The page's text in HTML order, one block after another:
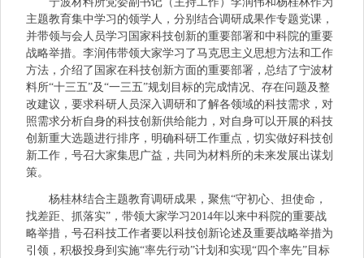
主题教育集中学习的领学人，分别结合调研成果作专题党课，
并带领与会人员学习国家科技创新的重要部署和中科院的重要
战略举措。李润伟带领大家学习了马克思主义思想方法和工作
方法，介绍了国家在科技创新方面的重要部署，总结了宁波材
料所“十三五”及“一三五”规划目标的完成情况、存在问题及整
改建议，要求科研人员深入调研和了解各领域的科技需求，对
照需求分析自身的科技创新供给能力，对自身可以开展的科技
创新重大选题进行排序，明确科研工作重点，切实做好科技创
新工作，号召大家集思广益，共同为材料所的未来发展出谋划
策。
杨桂林结合主题教育调研成果，聚焦“守初心、担使命，
找差距、抓落实”，带领大家学习2014年以来中科院的重要战
略举措，号召科技工作者要以科技创新论述及重要战略举措为
引领，积极投身到实施“率先行动”计划和实现“四个率先”目标